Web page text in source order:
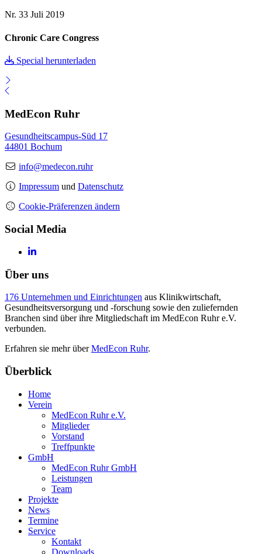
Nr. 33 Juli 2019
Chronic Care Congress
Special herunterladen
MedEcon Ruhr
Gesundheitscampus-Süd 17
44801 Bochum
info@medecon.ruhr
Impressum und Datenschutz
Cookie-Präferenzen ändern
Social Media
Über uns
176 Unternehmen und Einrichtungen aus Klinikwirtschaft,
Gesundheitsversorgung und -forschung sowie den zuliefernden
Branchen sind über ihre Mitgliedschaft im MedEcon Ruhr e.V.
verbunden.
Erfahren sie mehr überMedEcon Ruhr.
Überblick
Home
Verein
MedEcon Ruhr e.V.
Mitglieder
Vorstand
Treffpunkte
GmbH
MedEcon Ruhr GmbH
Leistungen
Team
Projekte
News
Termine
Service
Kontakt
Downloads